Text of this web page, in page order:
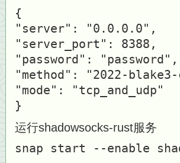
{
"server": "0.0.0.0",
"server_port": 8388,
"password": "password",
"method": "2022-
"mode": "tcp_and_udp"
}
运行shadowsocks-rust服务
snap start --enable